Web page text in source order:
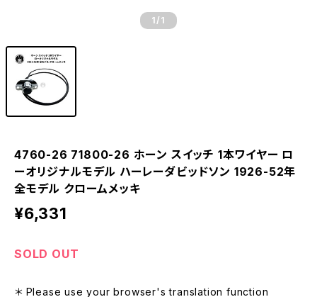
1 /1
4760-26 71800-26 ホーン スイッチ 1本ワイヤー ロ
ーオリジナルモデル ハーレーダビッドソン 1926-52年
全モデル クロームメッキ
¥6,331
SOLD OUT
＊ Please use your browser's translation function